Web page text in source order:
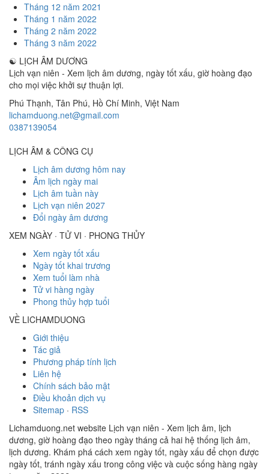
Tháng 12 năm 2021
Tháng 1 năm 2022
Tháng 2 năm 2022
Tháng 3 năm 2022
☯ LỊCH ÂM DƯƠNG
Lịch vạn niên - Xem lịch âm dương, ngày tốt xấu, giờ hoàng đạo
cho mọi việc khởi sự thuận lợi.
Phú Thạnh, Tân Phú, Hồ Chí Minh, Việt Nam
lichamduong.net@gmail.com
0387139054
LỊCH ÂM & CÔNG CỤ
Lịch âm dương hôm nay
Âm lịch ngày mai
Lịch âm tuần này
Lịch vạn niên 2027
Đổi ngày âm dương
XEM NGÀY · TỬ VI · PHONG THỦY
Xem ngày tốt xấu
Ngày tốt khai trương
Xem tuổi làm nhà
Tử vi hàng ngày
Phong thủy hợp tuổi
VỀ LICHAMDUONG
Giới thiệu
Tác giả
Phương pháp tính lịch
Liên hệ
Chính sách bảo mật
Điều khoản dịch vụ
Sitemap · RSS
Lichamduong.net website Lịch vạn niên - Xem lịch âm, lịch
dương, giờ hoàng đạo theo ngày tháng cả hai hệ thống lịch âm,
lịch dương. Khám phá cách xem ngày tốt, ngày xấu để chọn được
ngày tốt, tránh ngày xấu trong công việc và cuộc sống hàng ngày